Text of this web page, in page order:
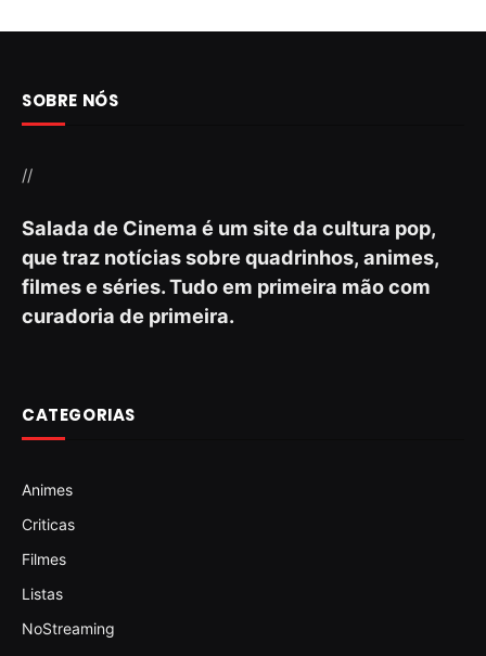
SOBRE NÓS
//
Salada de Cinema é um site da cultura pop,
que traz notícias sobre quadrinhos, animes,
filmes e séries. Tudo em primeira mão com
curadoria de primeira.
CATEGORIAS
Animes
Criticas
Filmes
Listas
NoStreaming